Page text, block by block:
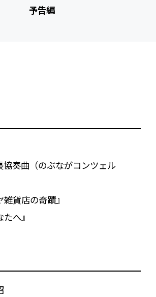
予告編
協奏曲（のぶながコンツェル
貨店の奇蹟』
へ』